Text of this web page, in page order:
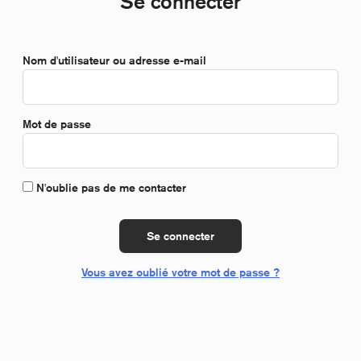
Nom d'utilisateur ou adresse e-mail
Mot de passe*Obligatoire
N'oublie pas de me contacter
Se connecter
Vous avez oublié votre mot de passe ?